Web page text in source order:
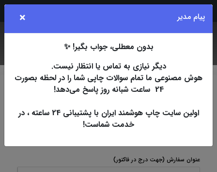
جستجو
افست پاکت پاکت کتان 120 گرم
کیفی A5 کتان 120 گرم 7 روزکاری
عنوان سفارش (جهت درج در فاکتور)
پیام مدیر ×
بدون معطلی، جواب بگیر! ✨
دیگر نیازی به تماس یا انتظار نیست.
هوش مصنوعی ما تمام سوالات چاپی شما را در لحظه بصورت
24 ساعت شبانه روز پاسخ می‌دهد!
اولین سایت چاپ هوشمند ایران با پشتیبانی 24 ساعته ، در
خدمت شماست!